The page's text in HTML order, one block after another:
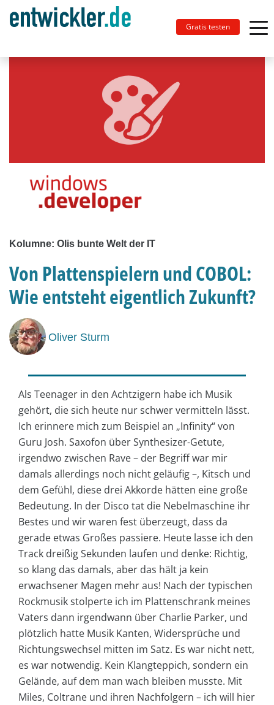
Gratis testen
Kolumne: Olis bunte Welt der IT
Von Plattenspielern und COBOL:
Wie entsteht eigentlich Zukunft?
Oliver Sturm
Als Teenager in den Achtzigern habe ich Musik
gehört, die sich heute nur schwer vermitteln lässt.
Ich erinnere mich zum Beispiel an „Infinity“ von
Guru Josh. Saxofon über Synthesizer-Getute,
irgendwo zwischen Rave – der Begriff war mir
damals allerdings noch nicht geläufig –, Kitsch und
dem Gefühl, diese drei Akkorde hätten eine große
Bedeutung. In der Disco tat die Nebelmaschine ihr
Bestes und wir waren fest überzeugt, dass da
gerade etwas Großes passiere. Heute lasse ich den
Track dreißig Sekunden laufen und denke: Richtig,
so klang das damals, aber das hält ja kein
erwachsener Magen mehr aus! Nach der typischen
Rockmusik stolperte ich im Plattenschrank meines
Vaters dann irgendwann über Charlie Parker, und
plötzlich hatte Musik Kanten, Widersprüche und
Richtungswechsel mitten im Satz. Es war nicht nett,
es war notwendig. Kein Klangteppich, sondern ein
Gelände, auf dem man wach bleiben musste. Mit
Miles, Coltrane und ihren Nachfolgern – ich will hier